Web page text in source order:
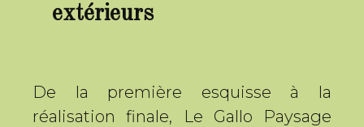
extérieurs
De la première esquisse à la
réalisation finale, Le Gallo Paysage